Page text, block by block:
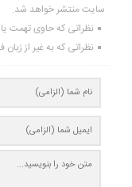
سایت منتشر خواهد شد.
نظراتی که حاوی تهمت
نظراتی که به غیر از